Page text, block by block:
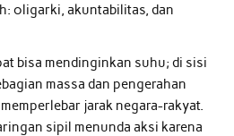
oligarki, akuntabilitas, dan
bisa mendinginkan suhu; di sisi
massa dan pengerahan
jarak negara-rakyat.
sipil menunda aksi karena